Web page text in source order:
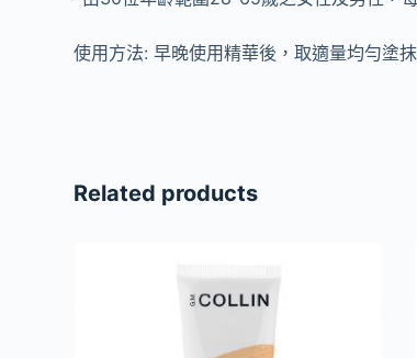
使用方法: 早晚使用精華後，取適量均勻塗
Related products